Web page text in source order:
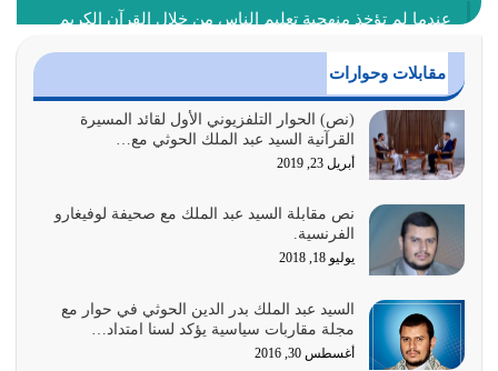
عندما لم تؤخذ منهجية تعليم الناس من خلال القرآن الكريم
أغسطس 3, 2026
الغاية من الصلاة هو ذكر الله (أقم الصلاة لذكري) إضافة إلى
{وَأَعِدُّوا لَهُمْ مَا…
أغسطس 2, 2026
السبب الرئيسي لشقاء الأمة الابتعاد عن كتاب الله والتعدي
لحدود الله بالإضافات للدين
أغسطس 1, 2026
أبرز أسباب الشقاء هو الإعراض عن ذكر الله وعن هدى الله
المتمثل في القرآن الكريم
يوليو 31, 2026
مقابلات وحوارات
(نص) الحوار التلفزيوني الأول لقائد المسيرة
القرآنية السيد عبد الملك الحوثي مع…
أبريل 23, 2019
نص مقابلة السيد عبد الملك مع صحيفة لوفيغارو
الفرنسية.
يوليو 18, 2018
السيد عبد الملك بدر الدين الحوثي في حوار مع
مجلة مقاربات سياسية يؤكد لسنا امتداد…
أغسطس 30, 2016